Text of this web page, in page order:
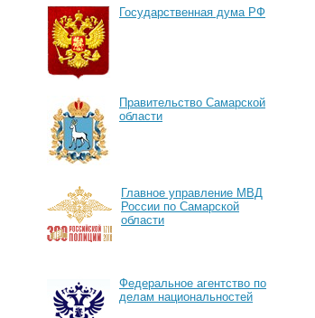
Государственная дума РФ
Правительство Самарской
области
Главное управление МВД
России по Самарской
области
Федеральное агентство по
делам национальностей